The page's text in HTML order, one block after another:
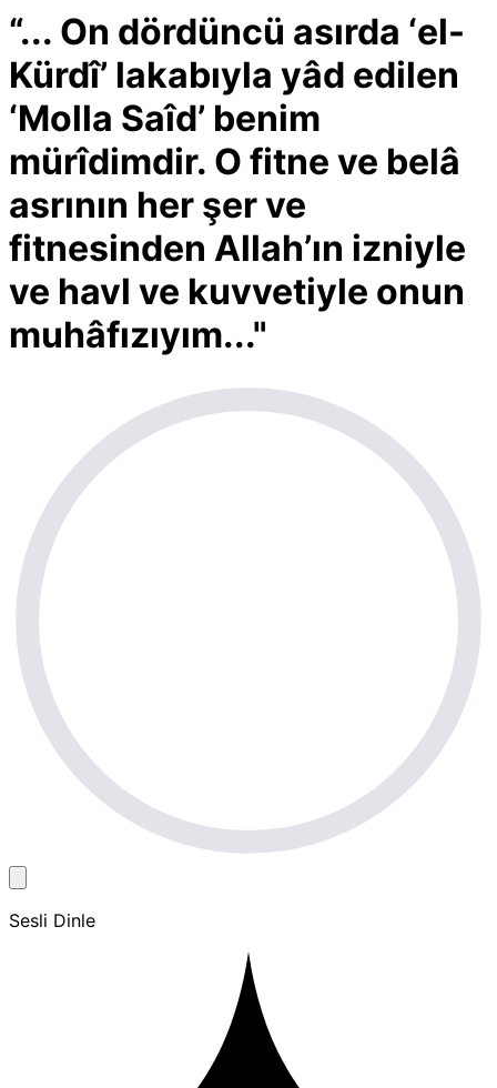
“... On dördüncü asırda ‘el-
Kürdî’ lakabıyla yâd edilen
‘Molla Saîd’ benim
mürîdimdir. O fitne ve belâ
asrının her şer ve
fitnesinden Allah’ın izniyle
ve havl ve kuvvetiyle onun
muhâfızıyım..."
Sesli Dinle